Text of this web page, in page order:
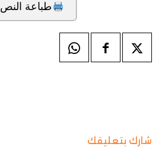
طباعة النص
شارك بتعليقك